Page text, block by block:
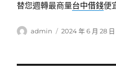
替您週轉最商量台中借錢便
作
admin
發
2024 年 6 月 28 日